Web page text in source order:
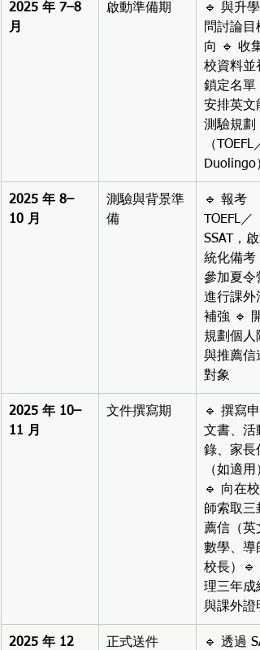
2025 年 7–8
月
啟動準備期
🔹 與升學
問討論目
向 🔹 收
校資料並
鎖定名單
安排英文
測驗規劃
（TOEFL／
Duolingo
2025 年 8–
10 月
測驗與背景準
備
🔹 報考
TOEFL／
SSAT，啟
統化備考
參加夏令
進行課外
補強 🔹
規劃個人
與推薦信
對象
2025 年 10–
11 月
文件撰寫期
🔹 撰寫申
文書、活
錄、家長
（如適用
🔹 向在校
師索取三
薦信（英
數學、導
校長）🔹
理三年成
與課外證
2025 年 12
正式送件
🔹 透過